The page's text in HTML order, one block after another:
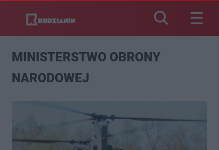
MINISTERSTWO OBRONY
NARODOWEJ